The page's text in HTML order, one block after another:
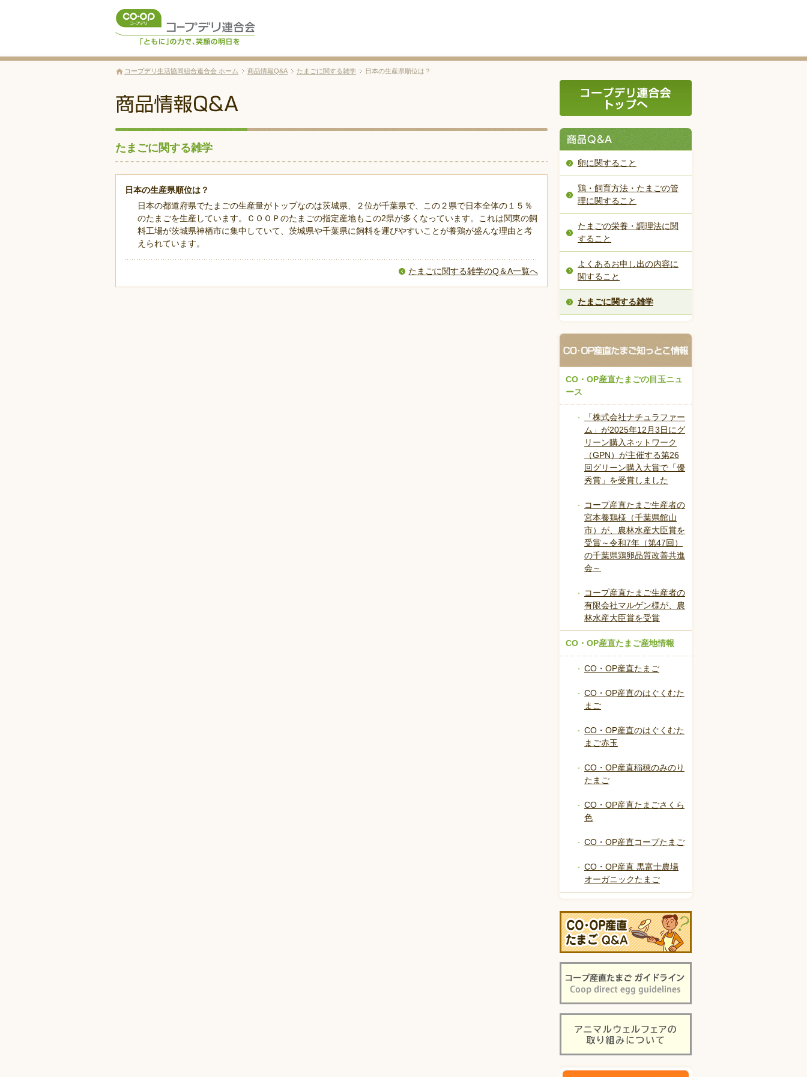
コープデリ生活協同組合連合会 ホーム 商品情報Q&A たまごに関する雑学 日本の生産県順位は？
たまごに関する雑学
日本の生産県順位は？
日本の都道府県でたまごの生産量がトップなのは茨城県、２位が千葉県で、この２県で日本全体の１５％
のたまごを生産しています。ＣＯＯＰのたまごの指定産地もこの2県が多くなっています。これは関東の飼
料工場が茨城県神栖市に集中していて、茨城県や千葉県に飼料を運びやすいことが養鶏が盛んな理由と考
えられています。
たまごに関する雑学のQ＆A一覧へ
卵に関すること
鶏・飼育方法・たまごの管
理に関すること
たまごの栄養・調理法に関
すること
よくあるお申し出の内容に
関すること
たまごに関する雑学
CO・OP産直たまごの目玉ニュ
ース
「株式会社ナチュラファー
ム」が2025年12月3日にグ
リーン購入ネットワーク
（GPN）が主催する第26
回グリーン購入大賞で「優
秀賞」を受賞しました
コープ産直たまご生産者の
宮本養鶏様（千葉県館山
市）が、農林水産大臣賞を
受賞～令和7年（第47回）
の千葉県鶏卵品質改善共進
会～
コープ産直たまご生産者の
有限会社マルゲン様が、農
林水産大臣賞を受賞
CO・OP産直たまご産地情報
CO・OP産直たまご
CO・OP産直のはぐくむた
まご
CO・OP産直のはぐくむた
まご赤玉
CO・OP産直稲穂のみのり
たまご
CO・OP産直たまごさくら
色
CO・OP産直コープたまご
CO・OP産直 黒富士農場
オーガニックたまご